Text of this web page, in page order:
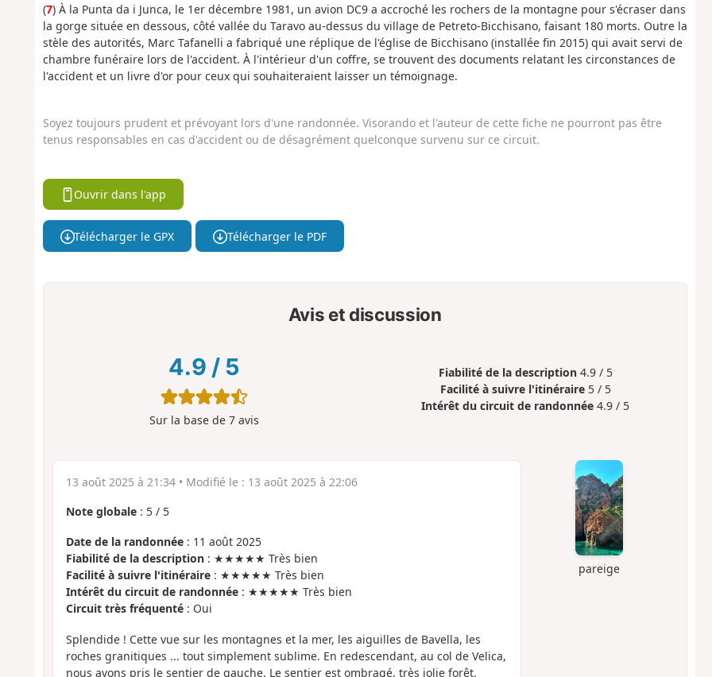
(7) À la Punta da i Junca, le 1er décembre 1981, un avion DC9 a accroché les rochers de la montagne pour s'écraser dans
la gorge située en dessous, côté vallée du Taravo au-dessus du village de Petreto-Bicchisano, faisant 180 morts. Outre la
stèle des autorités, Marc Tafanelli a fabriqué une réplique de l'église de Bicchisano (installée fin 2015) qui avait servi de
chambre funéraire lors de l'accident. À l'intérieur d'un coffre, se trouvent des documents relatant les circonstances de
l'accident et un livre d'or pour ceux qui souhaiteraient laisser un témoignage.
Soyez toujours prudent et prévoyant lors d'une randonnée. Visorando et l'auteur de cette fiche ne pourront pas être
tenus responsables en cas d'accident ou de désagrément quelconque survenu sur ce circuit.
Ouvrir dans l'app
Télécharger le GPX Télécharger le PDF
Avis et discussion
4.9 / 5
Sur la base de 7avis
Fiabilité de la description 4.9 / 5
Facilité à suivre l'itinéraire 5 / 5
Intérêt du circuit de randonnée 4.9 / 5
pareige
13 août 2025 à 21:34• Modifié le : 13 août 2025 à 22:06
Note globale: 5/ 5
Date de la randonnée: 11 août 2025
Fiabilité de la description: ★★★★★ Très bien
Facilité à suivre l'itinéraire: ★★★★★ Très bien
Intérêt du circuit de randonnée: ★★★★★ Très bien
Circuit très fréquenté: Oui
Splendide ! Cette vue sur les montagnes et la mer, les aiguilles de Bavella, les
roches granitiques ... tout simplement sublime. En redescendant, au col de Velica,
nous avons pris le sentier de gauche. Le sentier est ombragé, très jolie forêt.